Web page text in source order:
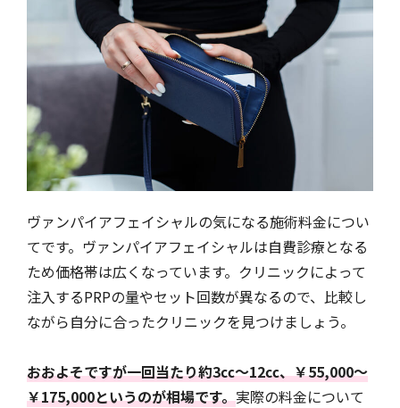
ヴァンパイアフェイシャルの気になる施術料金につい
てです。ヴァンパイアフェイシャルは自費診療となる
ため価格帯は広くなっています。クリニックによって
注入するPRPの量やセット回数が異なるので、比較し
ながら自分に合ったクリニックを見つけましょう。
おおよそですが一回当たり約3㏄〜12㏄、￥55,000〜
￥175,000というのが相場です。実際の料金について